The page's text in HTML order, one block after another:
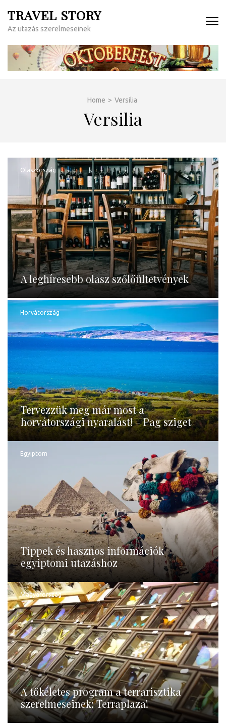
content
Enter)
TRAVEL STORY
Az utazás szerelmeseinek
Home > Versilia
Versilia
Olaszország
A leghíresebb olasz szőlőültetvények
Horvátország
Tervezzük meg már most a
horvátországi nyaralást! – Pag sziget
Egyiptom
Tippek és hasznos információk
egyiptomi utazáshoz
Magyarország
A tökéletes program a terrarisztika
szerelmeseinek: Terraplaza!